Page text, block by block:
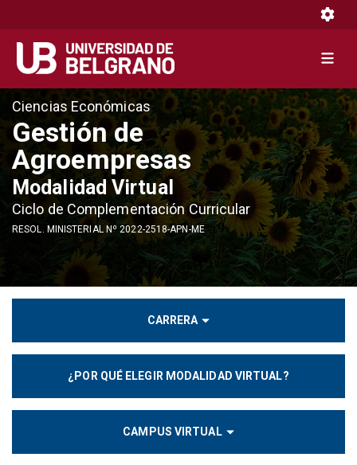
contenido
principal
Ciencias Económicas
Gestión de
Agroempresas
Modalidad Virtual
Ciclo de Complementación Curricular
RESOL. MINISTERIAL Nº 2022-2518-APN-ME
CARRERA
¿POR QUÉ ELEGIR MODALIDAD VIRTUAL?
CAMPUS VIRTUAL